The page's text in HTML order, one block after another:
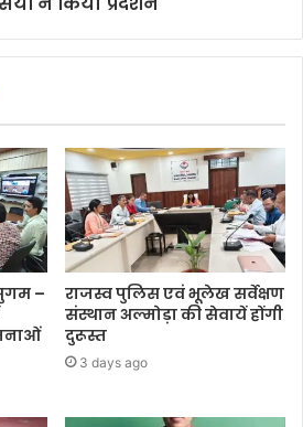
–
राजस्व पुलिस एवं भूलेख सर्वेक्षण
संस्थान अल्मोड़ा की सेवायें होंगी
दुरूस्त
3 days ago